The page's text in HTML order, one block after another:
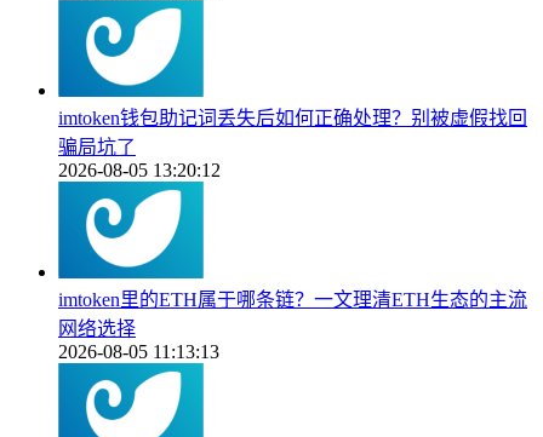
imtoken钱包助记词丢失后如何正确处理？别被虚假找回
骗局坑了
2026-08-05 13:20:12
imtoken里的ETH属于哪条链？一文理清ETH生态的主流
网络选择
2026-08-05 11:13:13